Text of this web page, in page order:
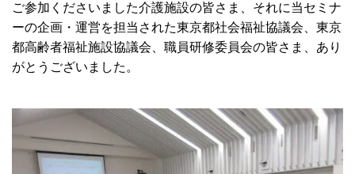
ご参加くださいました介護施設の皆さま、それに当セミナ
ーの企画・運営を担当された東京都社会福祉協議会、東京
都高齢者福祉施設協議会、職員研修委員会の皆さま、あり
がとうございました。